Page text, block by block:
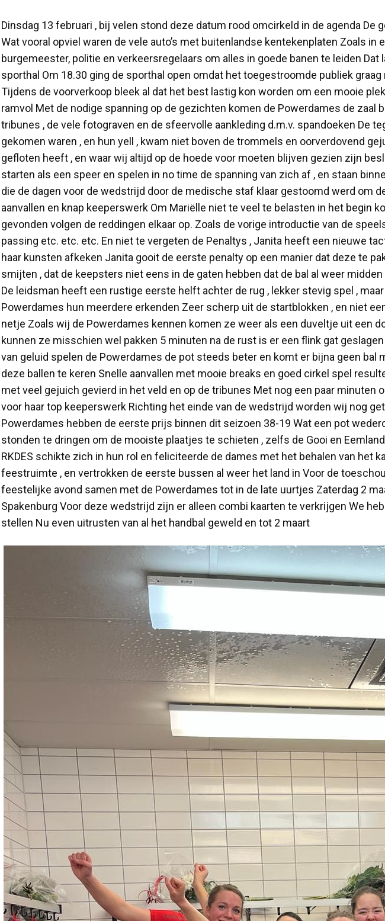
Dinsdag 13 februari , bij velen stond deze datum rood omcirkeld in de agenda
Wat vooral opviel waren de vele auto’s met buitenlandse kentekenplaten Zoals
burgemeester, politie en verkeersregelaars om alles in goede banen te leiden
sporthal Om 18.30 ging de sporthal open omdat het toegestroomde publiek
Tijdens de voorverkoop bleek al dat het best lastig kon worden om een mooie
ramvol Met de nodige spanning op de gezichten komen de Powerdames de
tribunes , de vele fotograven en de sfeervolle aankleding d.m.v. spandoeken De
gekomen waren , en hun yell , kwam niet boven de trommels en oorverdovend
gefloten heeft , en waar wij altijd op de hoede voor moeten blijven gezien zijn
starten als een speer en spelen in no time de spanning van zich af , en staan
die de dagen voor de wedstrijd door de medische staf klaar gestoomd werd om
aanvallen en knap keeperswerk Om Mariëlle niet te veel te belasten in het begin
gevonden volgen de reddingen elkaar op. Zoals de vorige introductie van de
passing etc. etc. etc. En niet te vergeten de Penaltys , Janita heeft een nieuwe
haar kunsten afkeken Janita gooit de eerste penalty op een manier dat deze te
smijten , dat de keepsters niet eens in de gaten hebben dat de bal al weer
De leidsman heeft een rustige eerste helft achter de rug , lekker stevig spel ,
Powerdames hun meerdere erkenden Zeer scherp uit de startblokken , en niet
netje Zoals wij de Powerdames kennen komen ze weer als een duveltje uit een
kunnen ze misschien wel pakken 5 minuten na de rust is er een flink gat
van geluid spelen de Powerdames de pot steeds beter en komt er bijna geen
deze ballen te keren Snelle aanvallen met mooie breaks en goed cirkel spel
met veel gejuich gevierd in het veld en op de tribunes Met nog een paar
voor haar top keeperswerk Richting het einde van de wedstrijd worden wij nog
Powerdames hebben de eerste prijs binnen dit seizoen 38-19 Wat een pot
stonden te dringen om de mooiste plaatjes te schieten , zelfs de Gooi en
RKDES schikte zich in hun rol en feliciteerde de dames met het behalen van
feestruimte , en vertrokken de eerste bussen al weer het land in Voor de
feestelijke avond samen met de Powerdames tot in de late uurtjes Zaterdag 2
Spakenburg Voor deze wedstrijd zijn er alleen combi kaarten te verkrijgen We
stellen Nu even uitrusten van al het handbal geweld en tot 2 maart